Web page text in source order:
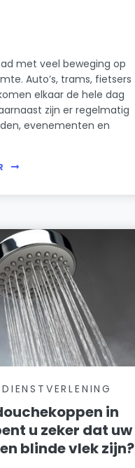
met veel beweging op
Auto’s, trams, fietsers
elkaar de hele dag
zijn er regelmatig
evenementen en
in
u zeker dat uw
blinde vlek zijn?